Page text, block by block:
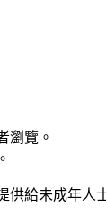
瀏覽。
供給未成年人